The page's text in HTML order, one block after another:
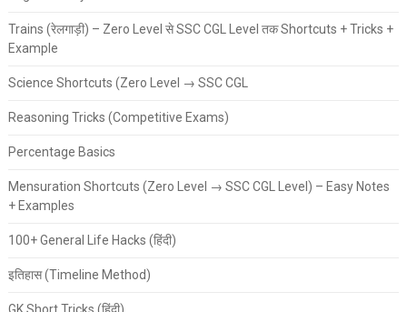
Trains (रेलगाड़ी) – Zero Level से SSC CGL Level तक Shortcuts + Tricks +
Example
Science Shortcuts (Zero Level → SSC CGL
Reasoning Tricks (Competitive Exams)
Percentage Basics
Mensuration Shortcuts (Zero Level → SSC CGL Level) – Easy Notes
+ Examples
100+ General Life Hacks (हिंदी)
इतिहास (Timeline Method)